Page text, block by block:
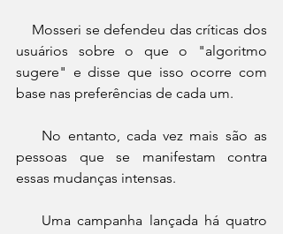
usuários sobre o que o "algoritmo
sugere" e disse que isso ocorre com
base nas preferências de cada um.
pessoas que se manifestam contra
essas mudanças intensas.